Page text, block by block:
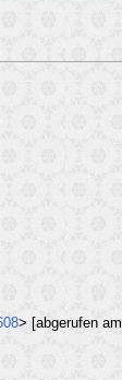
> [abgerufen am